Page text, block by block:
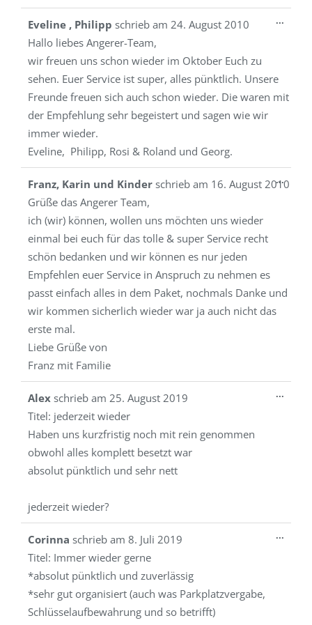
Eveline , Philipp schrieb am 24. August 2010
Hallo liebes Angerer-Team,
wir freuen uns schon wieder im Oktober Euch zu
sehen. Euer Service ist super, alles pünktlich. Unsere
Freunde freuen sich auch schon wieder. Die waren mit
der Empfehlung sehr begeistert und sagen wie wir
immer wieder.
Eveline, Philipp, Rosi & Roland und Georg.
...
Franz, Karin und Kinder schrieb am 16. August 2010
Grüße das Angerer Team,
ich (wir) können, wollen uns möchten uns wieder
einmal bei euch für das tolle & super Service recht
schön bedanken und wir können es nur jeden
Empfehlen euer Service in Anspruch zu nehmen es
passt einfach alles in dem Paket, nochmals Danke und
wir kommen sicherlich wieder war ja auch nicht das
erste mal.
Liebe Grüße von
Franz mit Familie
...Diese
Alex schrieb am 25. August 2019
Titel: jederzeit wieder
Haben uns kurzfristig noch mit rein genommen
obwohl alles komplett besetzt war
absolut pünktlich und sehr nett
jederzeit wieder?
...
Corinna schrieb am 8. Juli 2019
Titel: Immer wieder gerne
*absolut pünktlich und zuverlässig
*sehr gut organisiert (auch was Parkplatzvergabe,
Schlüsselaufbewahrung und so betrifft)
...